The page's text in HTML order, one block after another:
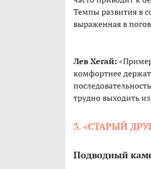
Темпы развития в
выраженная в
Лев Хегай:
комфортнее
трудно выходить
3. «СТАРЫЙ
Подводный